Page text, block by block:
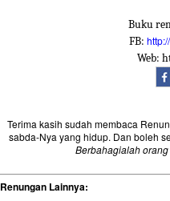
Buku
FB:
Web:
Terima kasih sudah membaca
sabda-Nya yang hidup. Dan boleh
Berbahagialah
Renungan Lainnya: